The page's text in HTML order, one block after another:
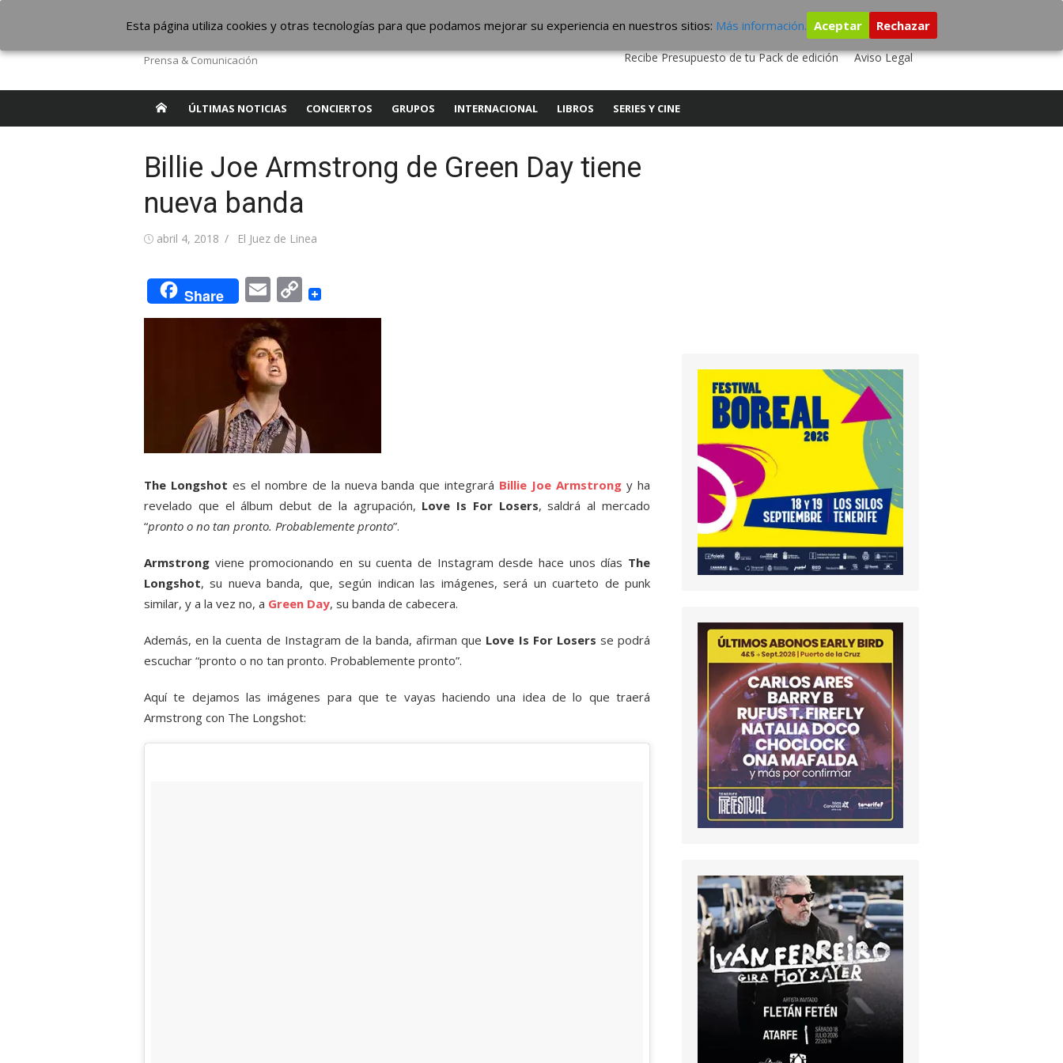
contenido
The Borderline Music
Prensa & Comunicación
QUIENES SOMOS CONTACTO SERVICIOS EDITA TU DISCO
ESTUDIO DE GRABACIÓN
Recibe Presupuesto de tu Pack de edición
Aviso Legal
ÚLTIMAS NOTICIAS CONCIERTOS GRUPOS INTERNACIONAL LIBROS SERIES Y CINE
Billie Joe Armstrong de Green Day tiene
nueva banda
Publicada
abril 4, 2018 Autor
El Juez de Linea
Share EmailCopy
Link
The Longshot es el nombre de la nueva banda que integrará Billie Joe Armstrong y ha
revelado que el álbum debut de la agrupación, Love Is For Losers, saldrá al mercado
“pronto o no tan pronto. Probablemente pronto”.
Armstrong viene promocionando en su cuenta de Instagram desde hace unos días The
Longshot, su nueva banda, que, según indican las imágenes, será un cuarteto de punk
similar, y a la vez no, a Green Day, su banda de cabecera.
Además, en la cuenta de Instagram de la banda, afirman que Love Is For Losers se podrá
escuchar “pronto o no tan pronto. Probablemente pronto”.
Aquí te dejamos las imágenes para que te vayas haciendo una idea de lo que traerá
Armstrong con The Longshot:
Esta página utiliza cookies y otras tecnologías para que podamos mejorar su experiencia en nuestros sitios: Más información. Aceptar Rechazar